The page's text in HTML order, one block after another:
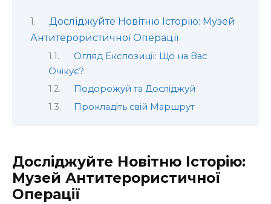
Досліджуйте Новітню Історію: Музей
Антитерористичної Операції
Огляд Експозиції: Що на Вас
Очікує?
Подорожуй та Досліджуй
Прокладіть свій Маршрут
Досліджуйте Новітню Історію:
Музей Антитерористичної
Операції